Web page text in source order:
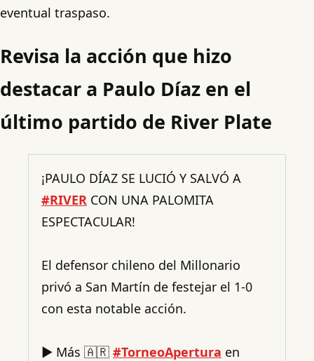
eventual traspaso.
Revisa la acción que hizo
destacar a Paulo Díaz en el
último partido de River Plate
¡PAULO DÍAZ SE LUCIÓ Y SALVÓ A
#RIVER CON UNA PALOMITA
ESPECTACULAR!
El defensor chileno del Millonario
privó a San Martín de festejar el 1-0
con esta notable acción.
▶️ Más 🇦🇷 #TorneoApertura en